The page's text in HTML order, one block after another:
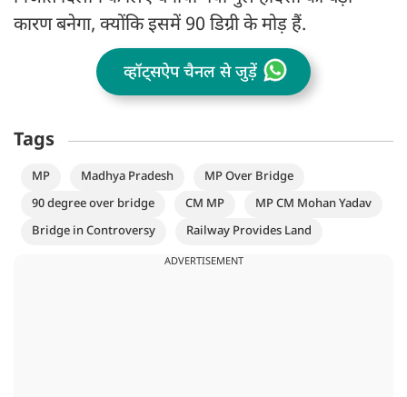
कारण बनेगा, क्योंकि इसमें 90 डिग्री के मोड़ हैं.
व्हॉट्सऐप चैनल से जुड़ें
Tags
MP Madhya Pradesh
MP Over Bridge
90 degree over bridge
CM MP
MP CM Mohan Yadav
Bridge in Controversy
Railway Provides Land
ADVERTISEMENT